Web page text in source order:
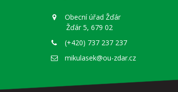
Obecní úřad Žďár
Žďár 5, 679 02
(+420) 737 237 237
mikulasek@ou-zdar.cz